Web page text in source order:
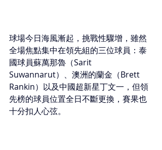
球場今日海風漸起，挑戰性驟增，雖然
全場焦點集中在領先組的三位球員：泰
國球員蘇萬那魯（Sarit
Suwannarut）、澳洲的蘭金（Brett
Rankin）以及中國超新星丁文一，但領
先榜的球員位置全日不斷更換，賽果也
十分扣人心弦。